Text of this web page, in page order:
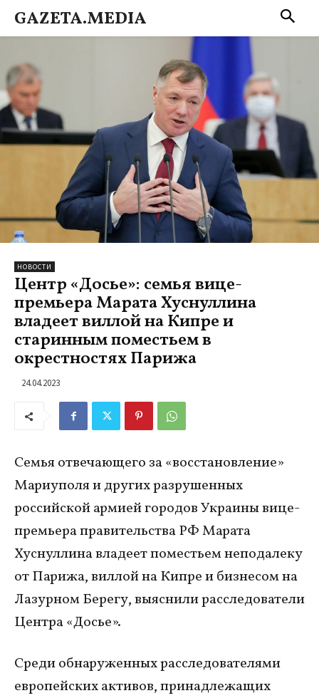
GAZETA.MEDIA
НОВОСТИ
Центр «Досье»: семья вице-
премьера Марата Хуснуллина
владеет виллой на Кипре и
старинным поместьем в
окрестностях Парижа
24.04.2023
Семья отвечающего за «восстановление»
Мариуполя и других разрушенных
российской армией городов Украины вице-
премьера правительства РФ Марата
Хуснуллина владеет поместьем неподалеку
от Парижа, виллой на Кипре и бизнесом на
Лазурном Берегу, выяснили расследователи
Центра «Досье».
Среди обнаруженных расследователями
европейских активов, принадлежащих